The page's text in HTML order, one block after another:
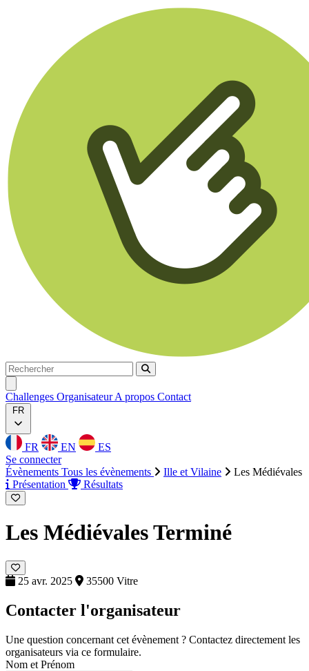
Rechercher
Rechercher
Challenges OrganisateurA propos Contact
FR
FR EN
ES
Se connecter
Évènements Tous les évènements Ille et Vilaine
Les Médiévales
Présentation
Résultats
Les MédiévalesTerminé
25 avr. 2025 35500 Vitre
Contacter l'organisateur
Une question concernant cet évènement ? Contactez directement les
organisateurs via ce formulaire.
Nom et Prénom